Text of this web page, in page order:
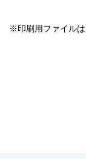
※印刷用ファイルは